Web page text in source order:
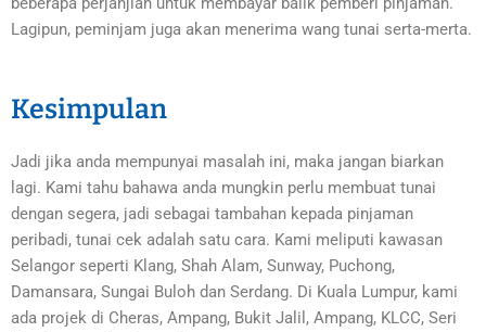
Lagipun, peminjam juga akan menerima wang tunai serta-merta.
Kesimpulan
Jadi jika anda mempunyai masalah ini, maka jangan biarkan
lagi. Kami tahu bahawa anda mungkin perlu membuat tunai
dengan segera, jadi sebagai tambahan kepada pinjaman
peribadi, tunai cek adalah satu cara. Kami meliputi kawasan
Selangor seperti Klang, Shah Alam, Sunway, Puchong,
Damansara, Sungai Buloh dan Serdang. Di Kuala Lumpur, kami
ada projek di Cheras, Ampang, Bukit Jalil, Ampang, KLCC, Seri